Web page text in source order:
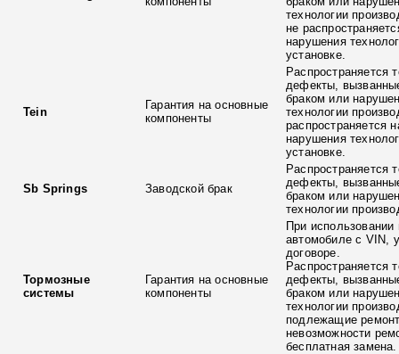
технологии
не
нарушения
установке.
Tein
Гарантия на основные
компоненты
Распространяется
дефекты,
браком или
технологии
распространяется
нарушения
установке.
Sb Springs Заводской брак
Распространяется
дефекты,
браком или
технологии
Тормозные
системы
Гарантия на основные
компоненты
При использовании
автомобиле с VIN,
договоре.
Распространяется
дефекты,
браком или
технологии
подлежащие
невозможности
бесплатная замена.